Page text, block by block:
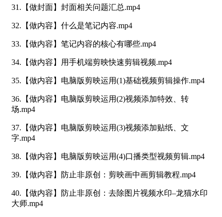
31.【做封面】封面相关问题汇总.mp4
32.【做内容】什么是笔记内容.mp4
33.【做内容】笔记内容的核心有哪些.mp4
34.【做内容】用手机端剪映快速剪辑视频.mp4
35.【做内容】电脑版剪映运用(1)基础视频剪辑操作.mp4
36.【做内容】电脑版剪映运用(2)视频添加特效、转
场.mp4
37.【做内容】电脑版剪映运用(3)视频添加贴纸、文
字.mp4
38.【做内容】电脑版剪映运用(4)口播类型视频剪辑.mp4
39.【做内容】防止非原创：剪映画中画剪辑教程.mp4
40.【做内容】防止非原创：去除图片视频水印–龙猫水印
大师.mp4